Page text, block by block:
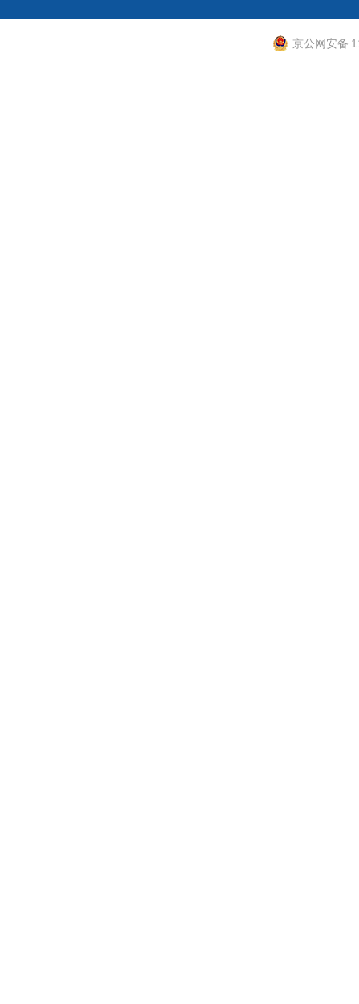
京公网安备